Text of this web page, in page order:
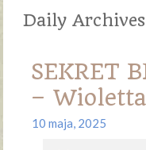
Daily
SEKRET
–
10 maja, 2025